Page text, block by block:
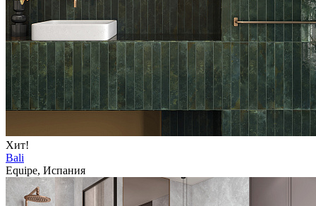
Хит!
Bali
Equipe, Испания